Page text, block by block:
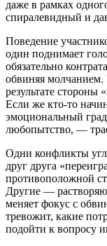
даже в рамках
спиралевидный и
Поведение
один поднимает
обязательно
обвиняя
результате стороны
Если же кто-то
эмоциональный
любопытство, —
Одни конфликты
друг друга
противоположной
Другие —
меняет фокус с
тревожит, какие
подойти к вопросу